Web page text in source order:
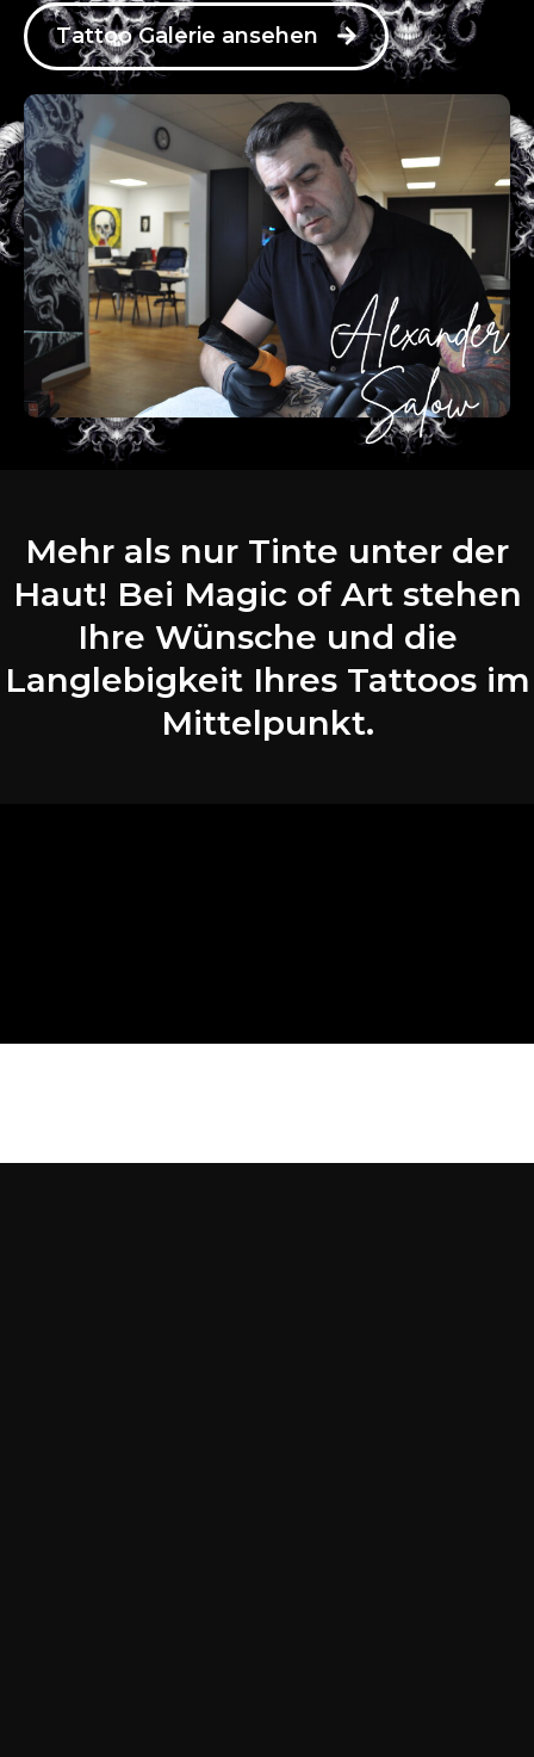
Tattoo Galerie ansehen
Mehr als nur Tinte unter der
Haut! Bei Magic of Art stehen
Ihre Wünsche und die
Langlebigkeit Ihres Tattoos im
Mittelpunkt.